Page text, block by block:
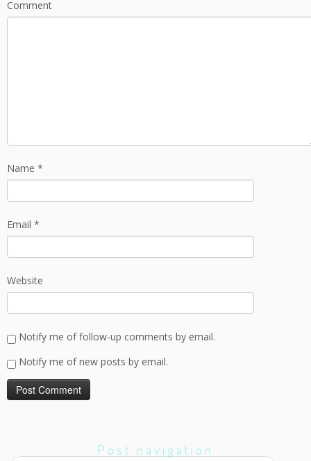
o
Comment
Name *
Email *
Website
Notify me of follow-up comments by email.
Notify me of new posts by email.
Post navigation